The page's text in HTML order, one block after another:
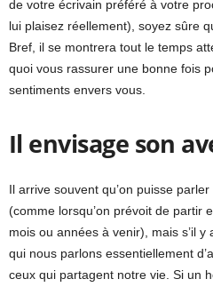
de votre écrivain préféré à votre
lui plaisez réellement), soyez sûre
Bref, il se montrera tout le temps
quoi vous rassurer une bonne fois
sentiments envers vous.
Il envisage son
Il arrive souvent qu’on puisse
(comme lorsqu’on prévoit de partir
mois ou années à venir), mais s’il y
qui nous parlons essentiellement
ceux qui partagent notre vie. Si un